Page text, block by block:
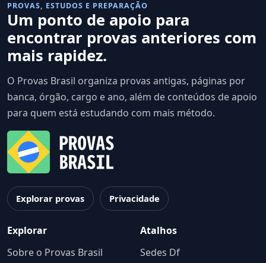
PROVAS, ESTUDOS E PREPARAÇÃO
Um ponto de apoio para
encontrar provas anteriores com
mais rapidez.
O Provas Brasil organiza provas antigas, páginas por
banca, órgão, cargo e ano, além de conteúdos de apoio
para quem está estudando com mais método.
Explorar provas Privacidade
Explorar
Sobre o Provas Brasil
Atalhos
Sedes Df